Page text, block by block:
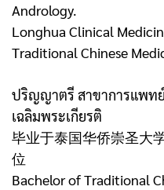
Andrology.
Longhua Clinical
Traditional Chinese
ปริญญาตรี สาขาการแพท
เฉลิมพระเกียรติ
毕业于泰国华侨崇圣大
位
Bachelor of Traditional